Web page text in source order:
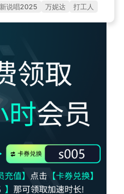
新说唱2025 万妮达 打工人